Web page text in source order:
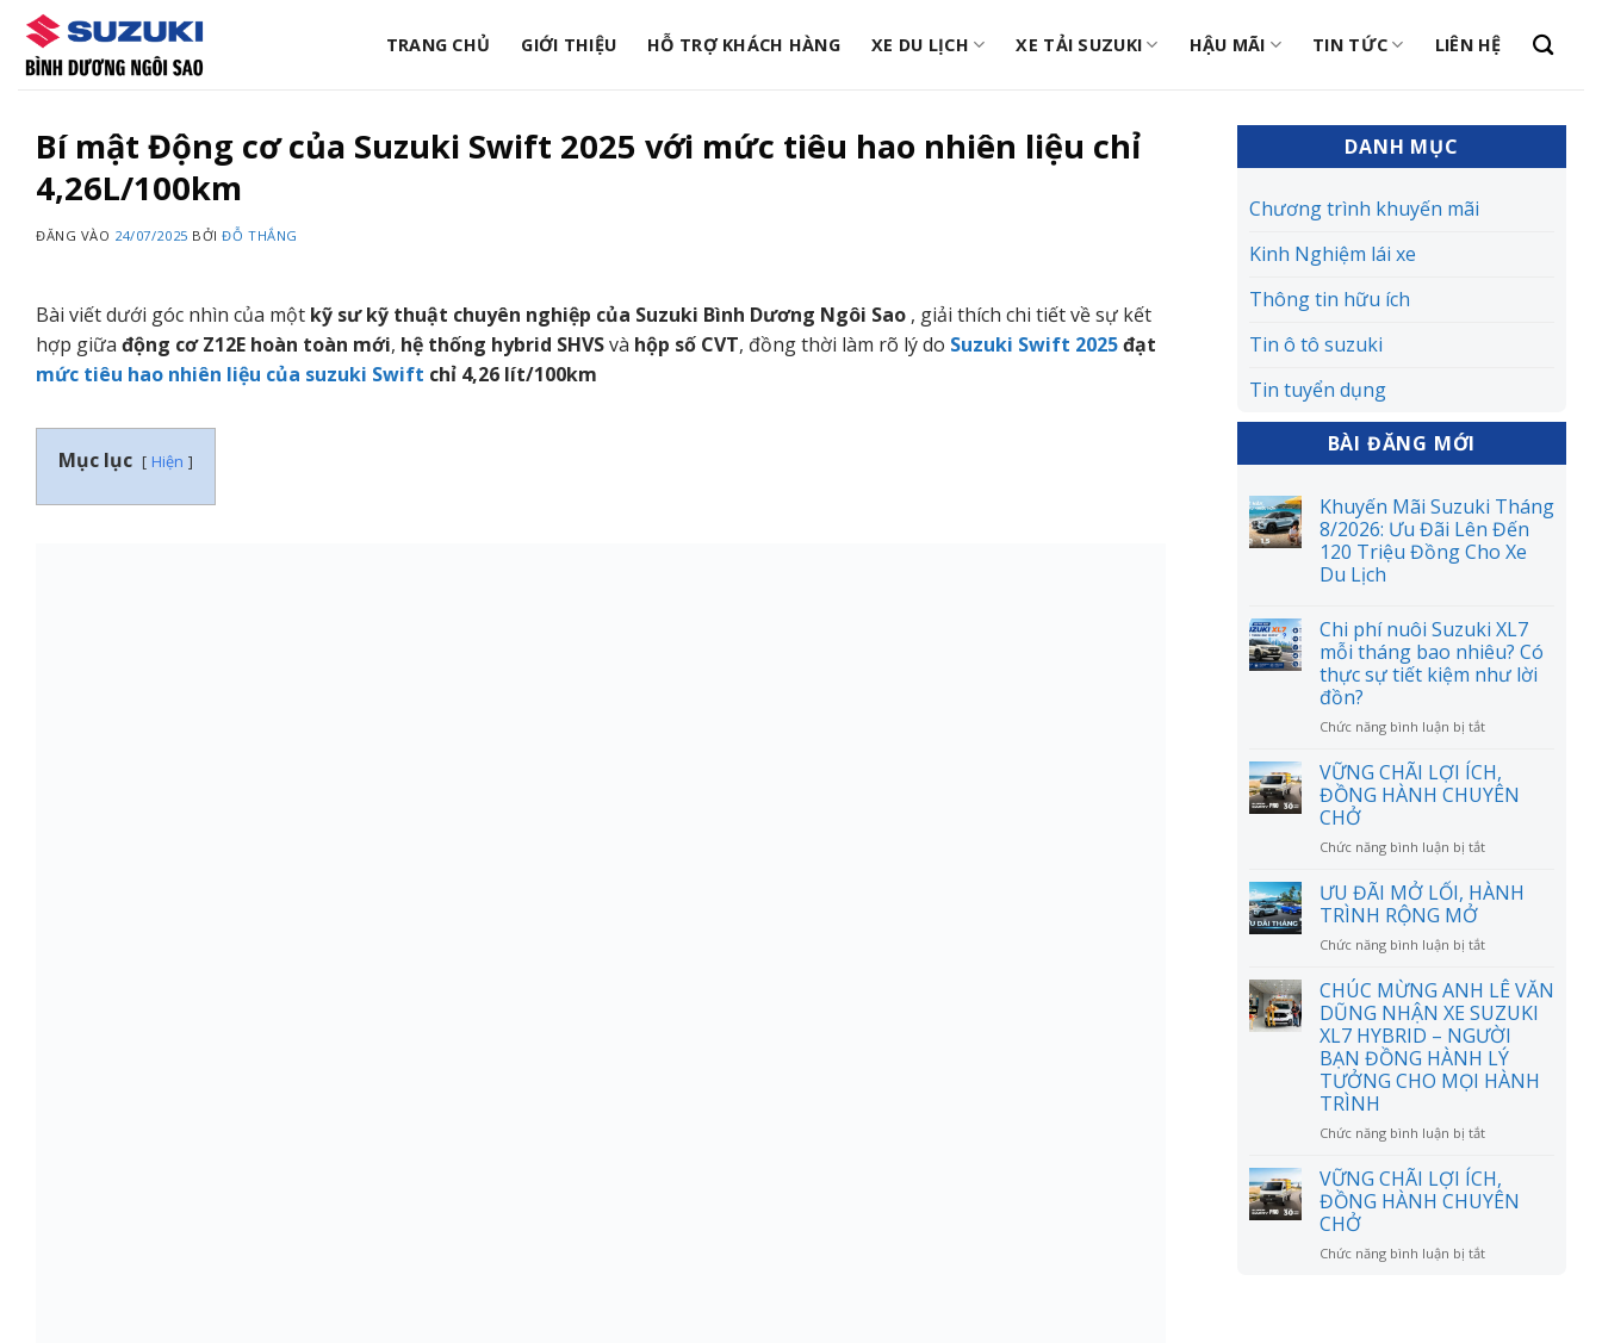
qua
nội
TRANG CHỦ GIỚI THIỆU HỖ TRỢ KHÁCH HÀNG XE DU LỊCH XE TẢI SUZUKI HẬU MÃI TIN TỨC LIÊN HỆ
Bí mật Động cơ của Suzuki Swift 2025 với mức tiêu hao nhiên liệu chỉ
4,26L/100km
ĐĂNG VÀO 24/07/2025 BỞIĐỖ THẮNG
Bài viết dưới góc nhìn của một kỹ sư kỹ thuật chuyên nghiệp của Suzuki Bình Dương Ngôi Sao , giải thích chi tiết về sự kết
hợp giữa động cơ Z12E hoàn toàn mới, hệ thống hybrid SHVSvà hộp số CVT, đồng thời làm rõ lý do Suzuki Swift 2025đạt
mức tiêu hao nhiên liệu của suzuki Swift chỉ 4,26 lít/100km
Mục lục Hiện
DANH MỤC
Chương trình khuyến mãi
Kinh Nghiệm lái xe
Thông tin hữu ích
Tin ô tô suzuki
Tin tuyển dụng
BÀI ĐĂNG MỚI
Khuyến Mãi Suzuki Tháng
8/2026: Ưu Đãi Lên Đến
120 Triệu Đồng Cho Xe
Du Lịch
Chi phí nuôi Suzuki XL7
mỗi tháng bao nhiêu? Có
thực sự tiết kiệm như lời
đồn?
Chức năng bình luận bị tắtở
phí
nuôi
Suzuki
mỗi
bao
thực
tiết
kiệm
như
lời
đồn?
VỮNG CHÃI LỢI ÍCH,
ĐỒNG HÀNH CHUYÊN
CHỞ
Chức năng bình luận bị tắtở
CHÃI
ĐỒNG
CHUYÊN
CHỞ
ƯU ĐÃI MỞ LỐI, HÀNH
TRÌNH RỘNG MỞ
Chức năng bình luận bị tắtở
ĐÃI
MỞ
LỐI,
HÀNH
TRÌNH
RỘNG
CHÚC MỪNG ANH LÊ VĂN
DŨNG NHẬN XE SUZUKI
XL7 HYBRID – NGƯỜI
BẠN ĐỒNG HÀNH LÝ
TƯỞNG CHO MỌI HÀNH
TRÌNH
Chức năng bình luận bị tắtở
MỪNG
ANH
LÊ
DŨNG
VỮNG CHÃI LỢI ÍCH,
ĐỒNG HÀNH CHUYÊN
CHỞ
Chức năng bình luận bị tắtở